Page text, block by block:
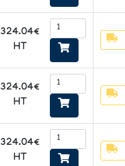
324.04€
HT
324.04€
HT
324.04€
HT